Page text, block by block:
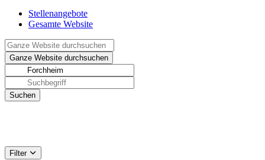
Stellenangebote
Gesamte Website
Filter